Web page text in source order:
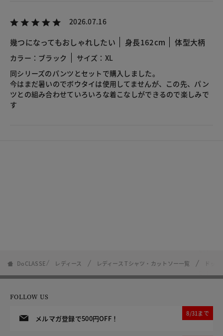
2026.07.16
幾つになってもおしゃれしたい 身長162cm 体型大柄
カラー：ブラック
サイズ：XL
同シリーズのパンツとセットで購入しました。
今はまだ暑いのでボウタイは使用してませんが、この先、パン
ツとの組み合わせていろいろな着こなしができるので楽しみで
す
DoCLASSE レディース レディース Tシャツ・カットソー一覧
FOLLOW US
メルマガ登録で500円OFF！
8/31まで